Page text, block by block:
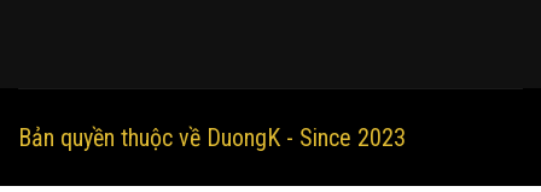
Bản quyền thuộc về DuongK - Since 2023